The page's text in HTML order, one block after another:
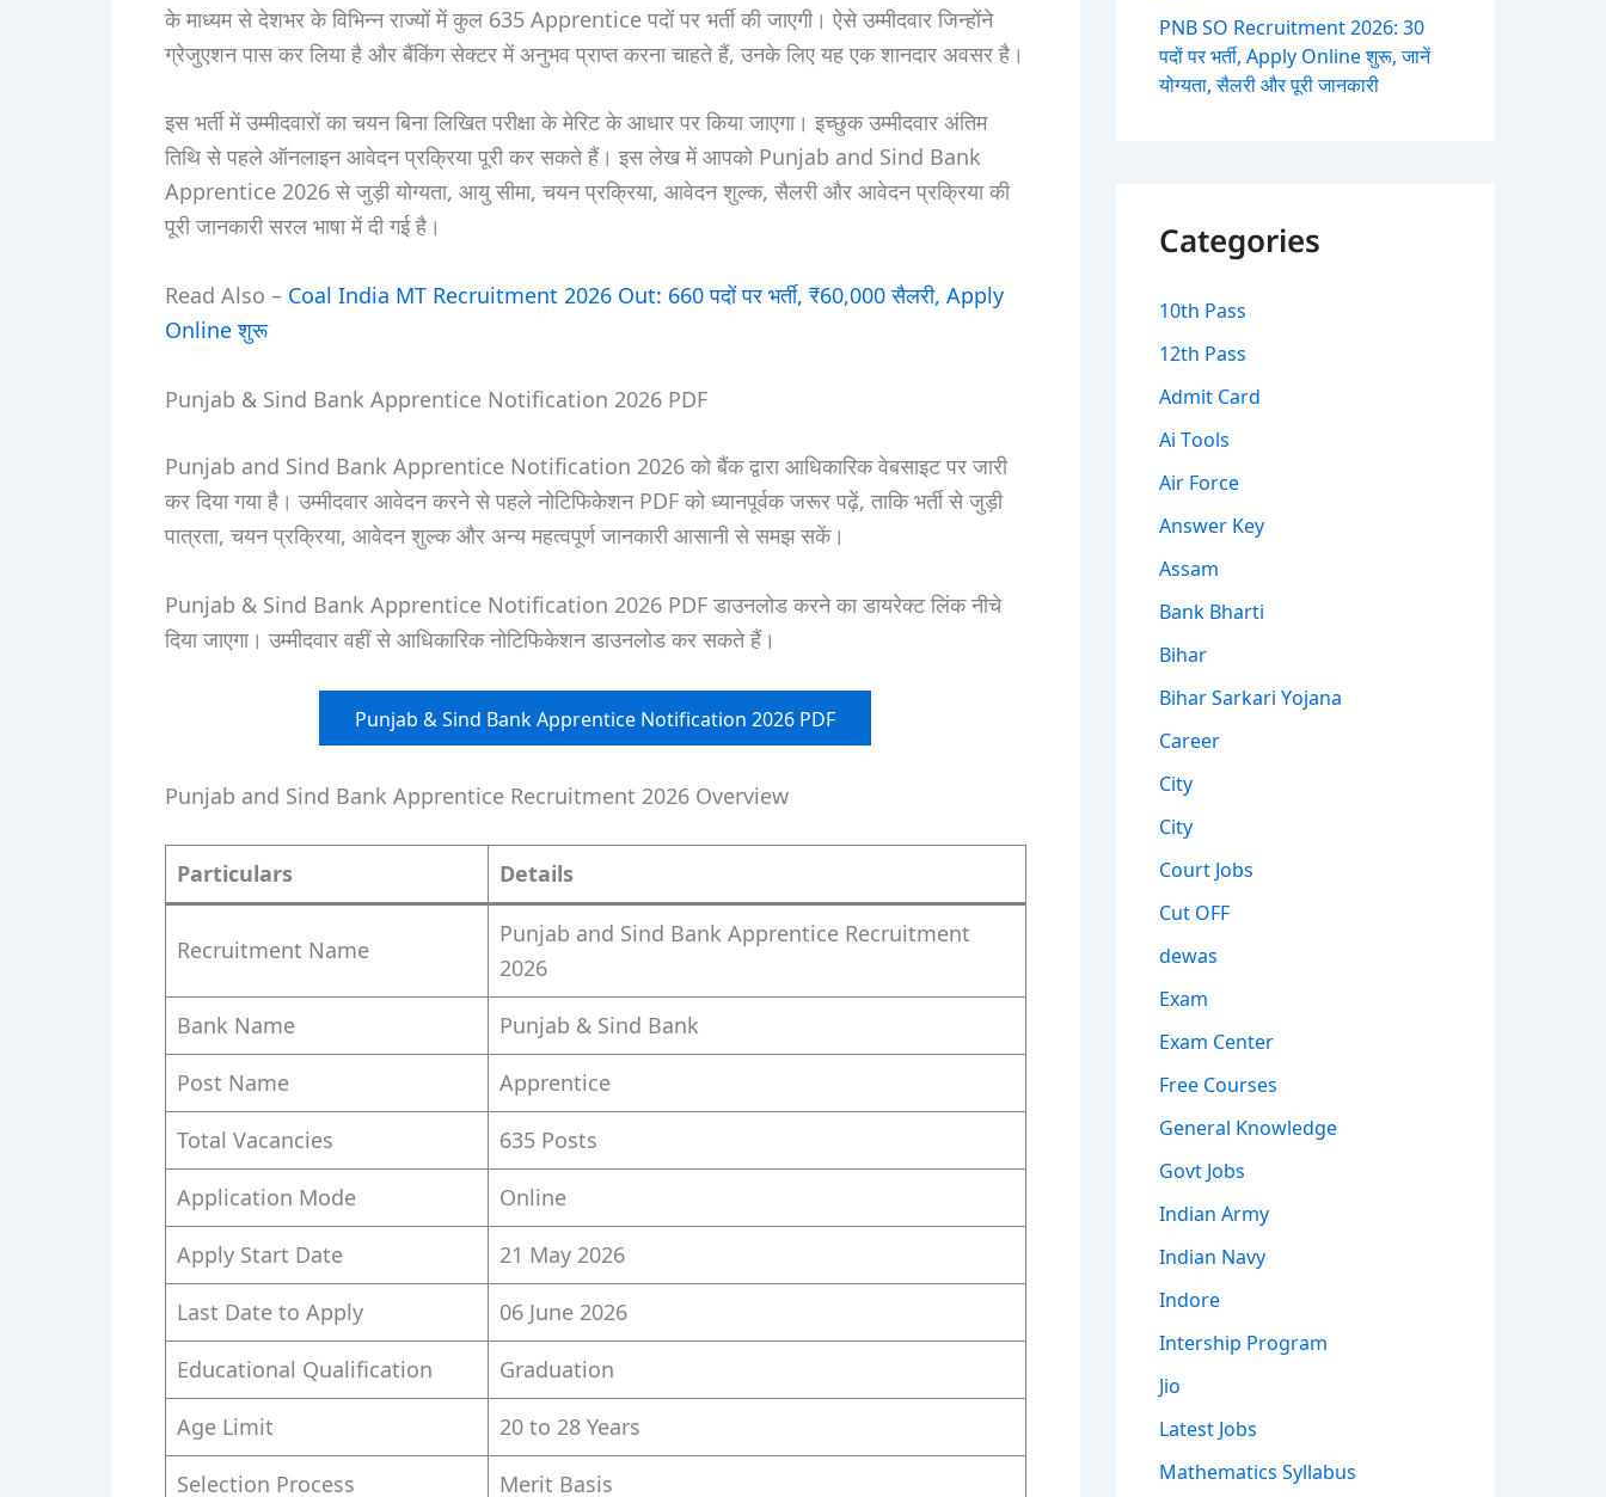
के माध्यम से देशभर के विभिन्न राज्यों में कुल 635 Apprentice पदों पर भर्ती की जाएगी। ऐसे उम्मीदवार जिन्होंने
ग्रेजुएशन पास कर लिया है और बैंकिंग सेक्टर में अनुभव प्राप्त करना चाहते हैं, उनके लिए यह एक शानदार अवसर है।
इस भर्ती में उम्मीदवारों का चयन बिना लिखित परीक्षा के मेरिट के आधार पर किया जाएगा। इच्छुक उम्मीदवार अंतिम
तिथि से पहले ऑनलाइन आवेदन प्रक्रिया पूरी कर सकते हैं। इस लेख में आपको Punjab and Sind Bank
Apprentice 2026 से जुड़ी योग्यता, आयु सीमा, चयन प्रक्रिया, आवेदन शुल्क, सैलरी और आवेदन प्रक्रिया की
पूरी जानकारी सरल भाषा में दी गई है।
Read Also – Coal India MT Recruitment 2026 Out: 660 पदों पर भर्ती, ₹60,000 सैलरी, Apply
Online शुरू
Punjab & Sind Bank Apprentice Notification 2026 PDF
Punjab and Sind Bank Apprentice Notification 2026 को बैंक द्वारा आधिकारिक वेबसाइट पर जारी
कर दिया गया है। उम्मीदवार आवेदन करने से पहले नोटिफिकेशन PDF को ध्यानपूर्वक जरूर पढ़ें, ताकि भर्ती से जुड़ी
पात्रता, चयन प्रक्रिया, आवेदन शुल्क और अन्य महत्वपूर्ण जानकारी आसानी से समझ सकें।
Punjab & Sind Bank Apprentice Notification 2026 PDF डाउनलोड करने का डायरेक्ट लिंक नीचे
दिया जाएगा। उम्मीदवार वहीं से आधिकारिक नोटिफिकेशन डाउनलोड कर सकते हैं।
Punjab & Sind Bank Apprentice Notification 2026 PDF
Punjab and Sind Bank Apprentice Recruitment 2026 Overview
Particulars Details
Recruitment Name
Punjab and Sind Bank Apprentice Recruitment
2026
Bank Name
Punjab & Sind Bank
Post Name
Apprentice
Total Vacancies
635 Posts
Application Mode
Online
Apply Start Date
21 May 2026
Last Date to Apply
06 June 2026
Educational Qualification
Graduation
Age Limit
20 to 28 Years
Selection Process
Merit Basis
PNB SO Recruitment 2026: 30
पदों पर भर्ती, Apply Online शुरू, जानें
योग्यता, सैलरी और पूरी जानकारी
Categories
10th Pass
12th Pass
Admit Card
Ai Tools
Air Force
Answer Key
Assam
Bank Bharti
Bihar
Bihar Sarkari Yojana
Career
City
City
Court Jobs
Cut OFF
dewas
Exam
Exam Center
Free Courses
General Knowledge
Govt Jobs
Indian Army
Indian Navy
Indore
Intership Program
Jio
Latest Jobs
Mathematics Syllabus